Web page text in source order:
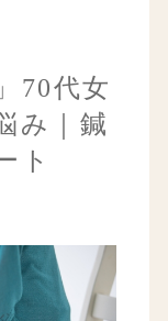
70代女
み｜鍼
ト